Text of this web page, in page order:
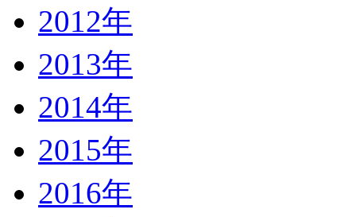
2012年
2013年
2014年
2015年
2016年